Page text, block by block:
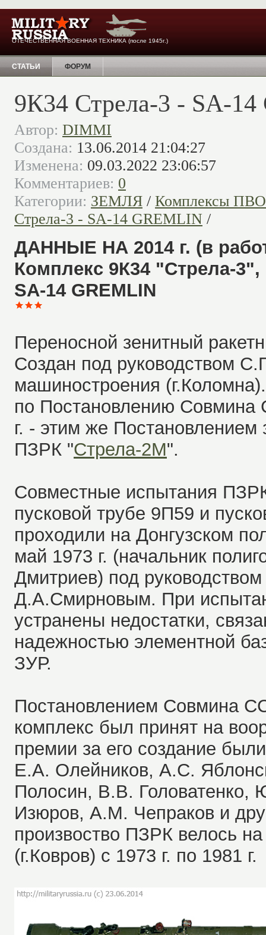
ОТЕЧЕСТВЕННАЯ ВОЕННАЯ ТЕХНИКА (после 1945г.)
СТАТЬИ ФОРУМ
9К34 Стрела-3 - SA-
Автор: DIMMI
Создана: 13.06.2014 21:04:27
Изменена: 09.03.2022 23:06:57
Комментариев: 0
Категории: ЗЕМЛЯ / Комплексы ПВО
Стрела-3 - SA-14 GREMLIN /
ДАННЫЕ НА 2014 г. (в
Комплекс 9К34 "Стрела-
SA-14 GREMLIN
Переносной зенитный
Создан под руководством
машиностроения
по Постановлению Совмина
г. - этим же Постановлением
ПЗРК "Стрела-2М".
Совместные испытания
пусковой трубе 9П59 и
проходили на Донгузском
май 1973 г. (начальник
Дмитриев) под
Д.А.Смирновым. При
устранены недостатки,
надежностью элементной
ЗУР.
Постановлением Совмина
комплекс был принят на
премии за его создание
Е.А. Олейников, А.С.
Полосин, В.В. Головатенко,
Изюров, А.М. Чепраков и
произвоство ПЗРК велось
(г.Ковров) с 1973 г. по 1981 г.